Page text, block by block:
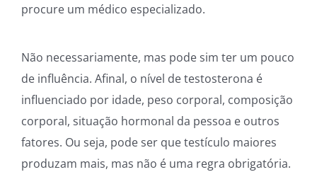
procure um médico especializado.
Não necessariamente, mas pode sim ter um pouco
de influência. Afinal, o nível de testosterona é
influenciado por idade, peso corporal, composição
corporal, situação hormonal da pessoa e outros
fatores. Ou seja, pode ser que testículo maiores
produzam mais, mas não é uma regra obrigatória.